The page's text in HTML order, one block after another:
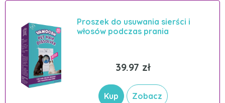
Proszek do usuwania sierści i
włosów podczas prania
39.97 zł
Kup Zobacz